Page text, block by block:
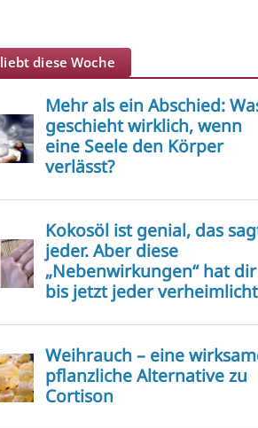
diese Woche